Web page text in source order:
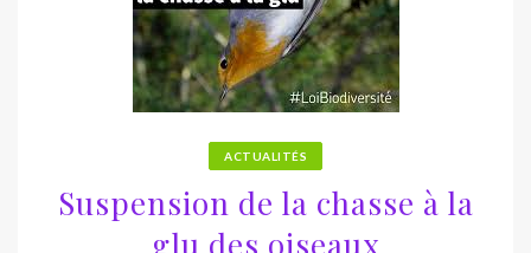
ACTUALITÉS
Suspension de la chasse à la
glu des oiseaux